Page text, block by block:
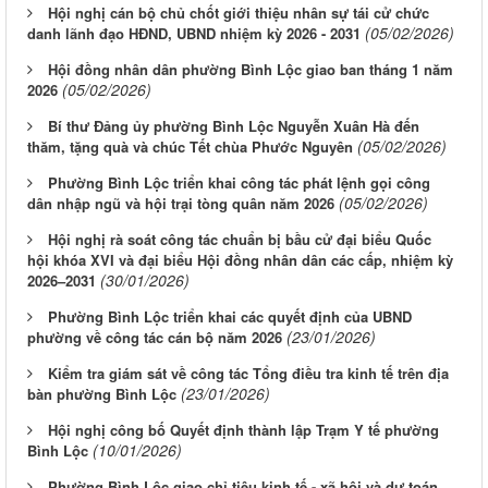
Hội nghị cán bộ chủ chốt giới thiệu nhân sự tái cử chức
danh lãnh đạo HĐND, UBND nhiệm kỳ 2026 - 2031 (05/02/2026)
Hội đồng nhân dân phường Bình Lộc giao ban tháng 1 năm
2026 (05/02/2026)
Bí thư Đảng ủy phường Bình Lộc Nguyễn Xuân Hà đến
thăm, tặng quà và chúc Tết chùa Phước Nguyên (05/02/2026)
Phường Bình Lộc triển khai công tác phát lệnh gọi công
dân nhập ngũ và hội trại tòng quân năm 2026 (05/02/2026)
Hội nghị rà soát công tác chuẩn bị bầu cử đại biểu Quốc
hội khóa XVI và đại biểu Hội đồng nhân dân các cấp, nhiệm kỳ
2026–2031 (30/01/2026)
Phường Bình Lộc triển khai các quyết định của UBND
phường về công tác cán bộ năm 2026 (23/01/2026)
Kiểm tra giám sát về công tác Tổng điều tra kinh tế trên địa
bàn phường Bình Lộc (23/01/2026)
Hội nghị công bố Quyết định thành lập Trạm Y tế phường
Bình Lộc (10/01/2026)